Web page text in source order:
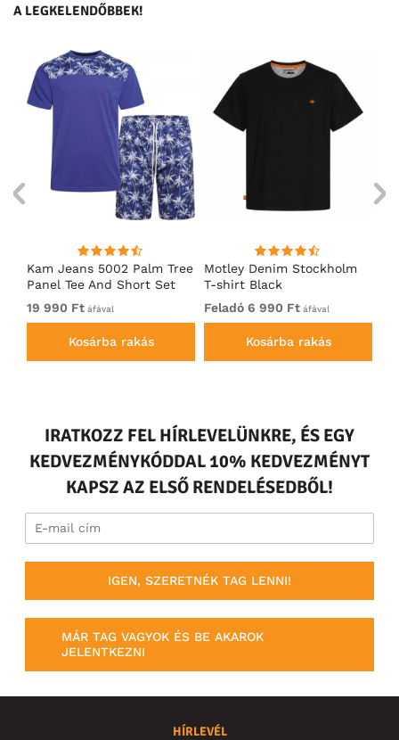
A LEGKELENDŐBBEK!
Kam Jeans 5002 Palm Tree
Panel Tee And Short Set
Electric Blue
19 990 Ft áfával
Kosárba rakás
Motley Denim Stockholm
T-shirt Black
Feladó 6 990 Ft áfával
Kosárba rakás
IRATKOZZ FEL HÍRLEVELÜNKRE, ÉS EGY
KEDVEZMÉNYKÓDDAL 10% KEDVEZMÉNYT
KAPSZ AZ ELSŐ RENDELÉSEDBŐL!
IGEN, SZERETNÉK TAG LENNI!
MÁR TAG VAGYOK ÉS BE AKAROK
JELENTKEZNI
HÍRLEVÉL